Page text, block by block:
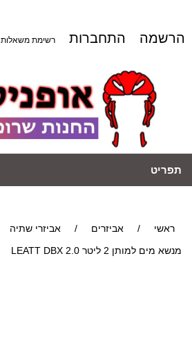
הרשמה התחברות רשימת משאלות
תפריט
ראשי / אביזרים / אביזרי שתיה
מנשא מים למותן 2 ליטר LEATT DBX 2.0